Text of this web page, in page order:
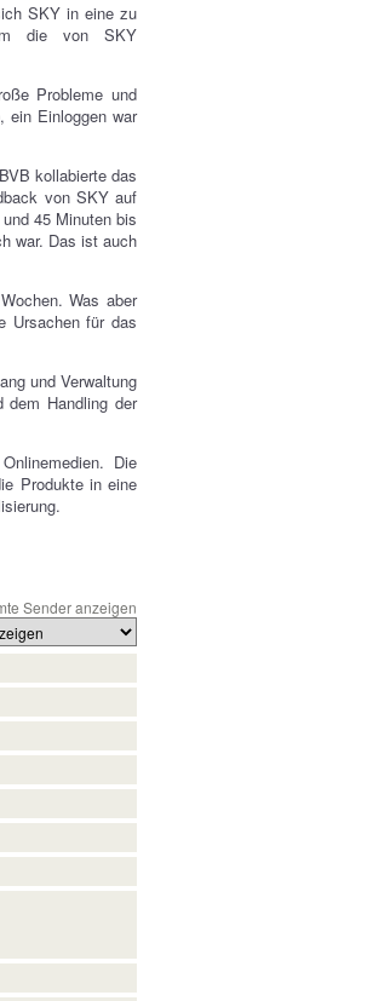
SKY in eine zu
die von SKY
Probleme und
ein Einloggen war
kollabierte das
von SKY auf
45 Minuten bis
war. Das ist auch
Was aber
Ursachen für das
und Verwaltung
Handling der
Die
Produkte in eine
Sender anzeigen